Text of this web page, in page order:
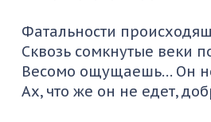
Фатальности
Сквозь сомкнутые веки
Весомо ощущаешь… Он
Ах, что же он не едет,